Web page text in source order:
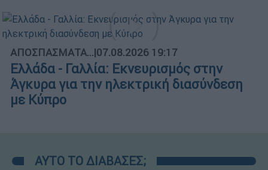
ΑΠΟΣΠΑΣΜΑΤΑ...|07.08.2026 19:17
Ελλάδα - Γαλλία: Εκνευρισμός στην
Άγκυρα για την ηλεκτρική διασύνδεση
με Κύπρο
ΑΥΤΟ ΤΟ ΔΙΑΒΑΣΕΣ;